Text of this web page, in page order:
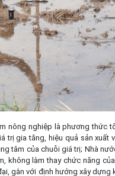
nông nghiệp là phương thức
gia tăng, hiệu quả sản xuất
tâm của chuỗi giá trị; Nhà
không làm thay chức năng
gắn với định hướng xây